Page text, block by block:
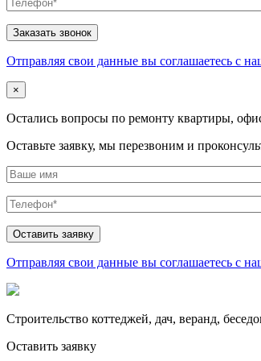
Отправляя свои данные вы соглашаетесь с
×
Остались вопросы по ремонту квартиры,
Оставьте заявку, мы перезвоним и
Отправляя свои данные вы соглашаетесь с
Строительство коттеджей, дач, веранд,
Оставить заявку